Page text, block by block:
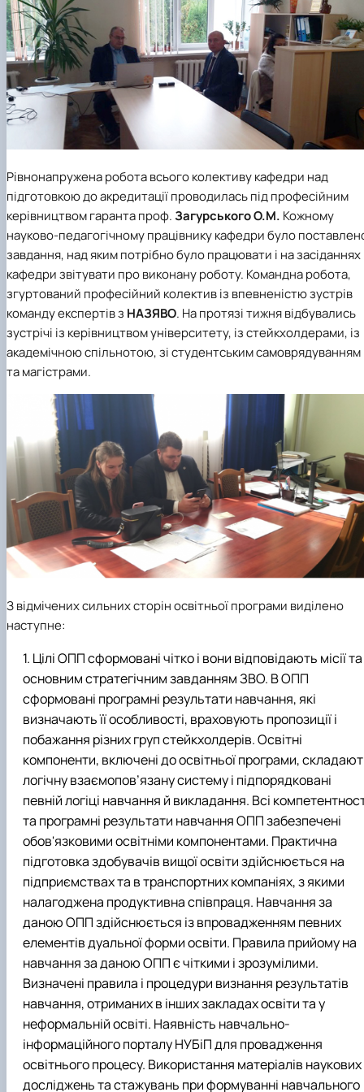
Рівнонапружена робота всього колективу кафедри над
підготовкою до акредитації проводилась під професійним
керівництвом гаранта проф. Загурського О.М. Кожному
науково-педагогічному працівнику кафедри було
завдання, над яким потрібно було працювати і на засіданнях
кафедри звітувати про виконану роботу. Командна робота,
згуртований професійний колектив із впевненістю зустрів
команду експертів з НАЗЯВО. На протязі тижня відбувались
зустрічі із керівництвом університету, із стейкхолдерами, із
академічною спільнотою, зі студентським самоврядуванням
та магістрами.
З відмічених сильних сторін освітньої програми виділено
наступне:
Цілі ОПП сформовані чітко і вони відповідають місії та
основним стратегічним завданням ЗВО. В ОПП
сформовані програмні результати навчання, які
визначають її особливості, враховують пропозиції і
побажання різних груп стейкхолдерів. Освітні
компоненти, включені до освітньої програми,
логічну взаємопов’язану систему і підпорядковані
певній логіці навчання й викладання. Всі
та програмні результати навчання ОПП забезпечені
обов'язковими освітніми компонентами. Практична
підготовка здобувачів вищої освіти здійснюється на
підприємствах та в транспортних компаніях, з якими
налагоджена продуктивна співпраця. Навчання за
даною ОПП здійснюється із впровадженням певних
елементів дуальної форми освіти. Правила прийому на
навчання за даною ОПП є чіткими і зрозумілими.
Визначені правила і процедури визнання результатів
навчання, отриманих в інших закладах освіти та у
неформальній освіті. Наявність навчально-
інформаційного порталу НУБіП для провадження
освітнього процесу. Використання матеріалів наукових
досліджень та стажувань при формуванні навчального